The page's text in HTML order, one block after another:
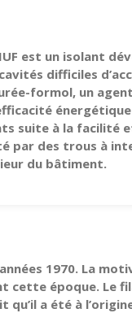
est un isolant
difficiles
formol, un agent
suite à la facilité
par des trous à
du bâtiment.
1970. La
cette époque. Le
a été à